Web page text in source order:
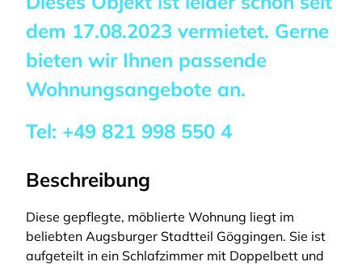
dem 17.08.2023 vermietet. Gerne
bieten wir Ihnen passende
Wohnungsangebote an.
Tel: +49 821 998 550 4
Beschreibung
Diese gepflegte, möblierte Wohnung liegt im
beliebten Augsburger Stadtteil Göggingen. Sie ist
aufgeteilt in ein Schlafzimmer mit Doppelbett und